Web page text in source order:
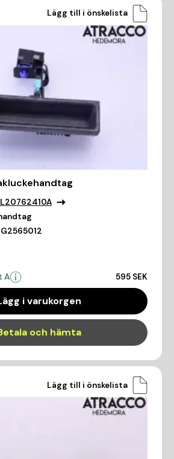
Lägg till i önskelista
L20762410A
G2565012
A 595 SEK
i varukorgen
och hämta
Lägg till i önskelista